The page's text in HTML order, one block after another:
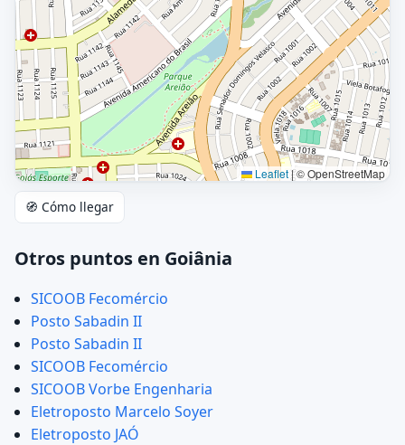
Leaflet|© OpenStreetMap
🧭 Cómo llegar
Otros puntos en Goiânia
SICOOB Fecomércio
Posto Sabadin II
Posto Sabadin II
SICOOB Fecomércio
SICOOB Vorbe Engenharia
Eletroposto Marcelo Soyer
Eletroposto JAÓ